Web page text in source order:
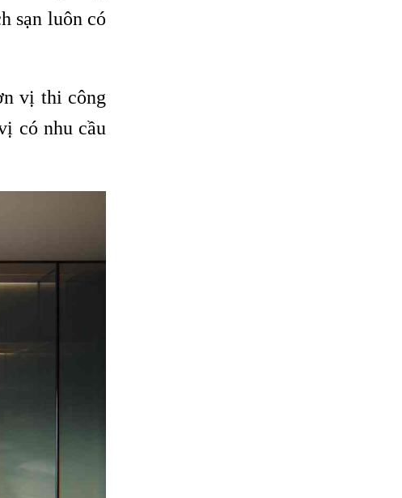
sạn luôn có
vị thi công
có nhu cầu